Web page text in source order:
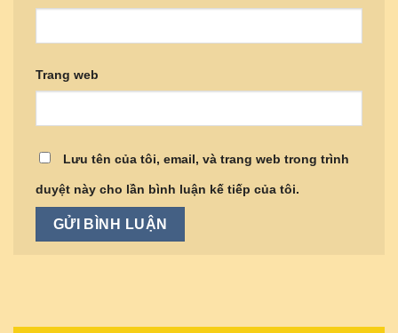
Trang web
Lưu tên của tôi, email, và trang web trong trình
duyệt này cho lần bình luận kế tiếp của tôi.